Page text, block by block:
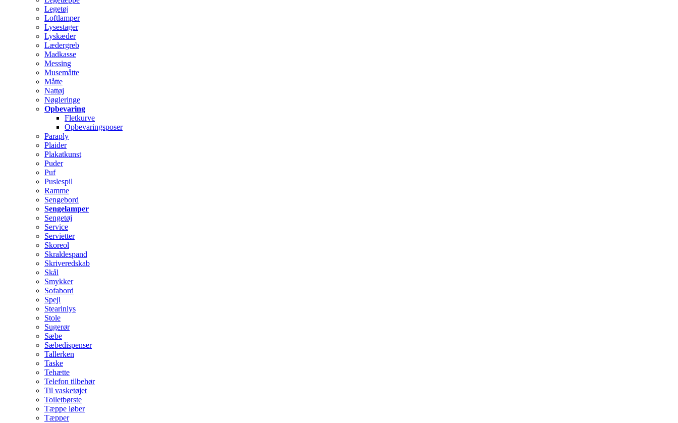
Legetøj
Loftlamper
Lysestager
Lyskæder
Lædergreb
Madkasse
Messing
Musemåtte
Måtte
Nattøj
Nøgleringe
Opbevaring
Fletkurve
Opbevaringsposer
Paraply
Plaider
Plakatkunst
Puder
Puf
Puslespil
Ramme
Sengebord
Sengelamper
Sengetøj
Service
Servietter
Skoreol
Skraldespand
Skriveredskab
Skål
Smykker
Sofabord
Spejl
Stearinlys
Stole
Sugerør
Sæbe
Sæbedispenser
Tallerken
Taske
Tehætte
Telefon tilbehør
Til vasketøjet
Toiletbørste
Tæppe løber
Tæpper